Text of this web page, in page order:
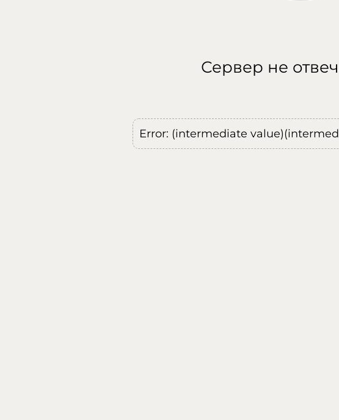
Сервер не
Error: (intermediate